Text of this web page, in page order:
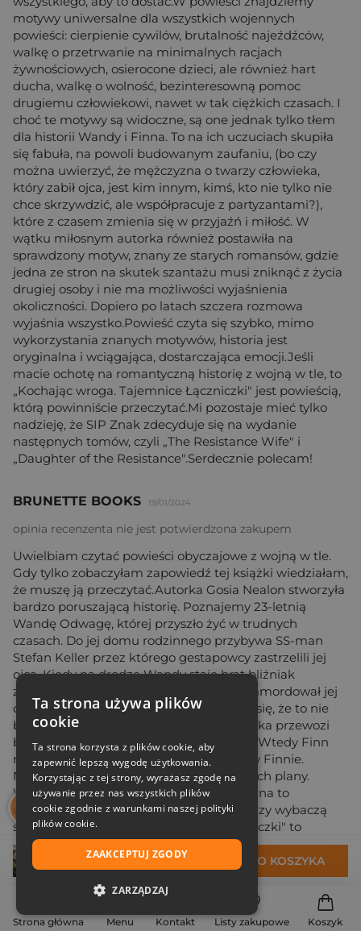
Strona główna Menu Kontakt Listy zakupowe Koszyk
22,50 zł DO KOSZYKA
motywy uniwersalne dla wszystkich wojennych
powieści: cierpienie cywilów, brutalność najeźdźców,
walkę o przetrwanie na minimalnych racjach
żywnościowych, osierocone dzieci, ale również hart
ducha, walkę o wolność, bezinteresowną pomoc
drugiemu człowiekowi, nawet w tak ciężkich czasach. I
choć te motywy są widoczne, są one jednak tylko tłem
dla historii Wandy i Finna. To na ich uczuciach skupiła
się fabuła, na powoli budowanym zaufaniu, (bo czy
można uwierzyć, że mężczyzna o twarzy człowieka,
który zabił ojca, jest kim innym, kimś, kto nie tylko nie
chce skrzywdzić, ale współpracuje z partyzantami?),
które z czasem zmienia się w przyjaźń i miłość. W
wątku miłosnym autorka również postawiła na
sprawdzony motyw, znany ze starych romansów, gdzie
jedna ze stron na skutek szantażu musi zniknąć z życia
drugiej osoby i nie ma możliwości wyjaśnienia
okoliczności. Dopiero po latach szczera rozmowa
wyjaśnia wszystko.Powieść czyta się szybko, mimo
wykorzystania znanych motywów, historia jest
oryginalna i wciągająca, dostarczająca emocji.Jeśli
macie ochotę na romantyczną historię z wojną w tle, to
„Kochając wroga. Tajemnice Łączniczki" jest powieścią,
którą powinniście przeczytać.Mi pozostaje mieć tylko
nadzieję, że SIP Znak zdecyduje się na wydanie
następnych tomów, czyli „The Resistance Wife" i
„Daughter of the Resistance".Serdecznie polecam!
BRUNETTE BOOKS 19/01/2024
opinia recenzenta nie jest potwierdzona zakupem
Uwielbiam czytać powieści obyczajowe z wojną w tle.
Gdy tylko zobaczyłam zapowiedź tej książki wiedziałam,
że muszę ją przeczytać.Autorka Gosia Nealon stworzyła
bardzo poruszającą historię. Poznajemy 23-letnią
Wandę Odwagę, której przyszło żyć w trudnych
czasach. Do jej domu rodzinnego przybywa SS-man
Stefan Keller przez którego gestapowcy zastrzelili jej
ojca. Kiedy na drodze Wandy staje brat bliźniak
zbrrodnialca ona myśli, że to ten, który zamordował jej
ojca. Jednak z biegiem czasu dowiaduje się, że to nie
był Finn..Jest rok 1944 Wanda jako kurierka przewozi
broń w walizce. Niestety zostaje złapana. Wtedy Finn
ratuje ją z opresji. Wanda zakochuje się w Finnie.
Niestety wojna rozdziela ich i przekreśla ich plany.
Wanda liczy na to, że gdy skończy się wojna to
ukochany odnajdzie ją.Czy odnajdą się?Czy wybaczą
sobie?"Kochając wroga. Tajemnice łączniczki" to
historia niezwykle wciągająca i poruszająca. Akcja jest
dynamiczna, a zwroty akcji są zaskakujące.
Niesamowita fabuła z misternie uknutą intrygą. Nudy
nie ma ani przez chwilę. Przekonacie się, że los bywa
przewrotny. Podobało mi się to, że autorka pokazała
ciąg dalszy losów bohaterów po kilku latach po wojnie.
Ta strona używa plików
cookie
Ta strona korzysta z plików cookie, aby
zapewnić lepszą wygodę użytkowania.
Korzystając z tej strony, wyrażasz zgodę na
używanie przez nas wszystkich plików
cookie zgodnie z warunkami naszej polityki
plików cookie.
ZAAKCEPTUJ ZGODY
ZARZĄDZAJ
NIEZBĘDNE